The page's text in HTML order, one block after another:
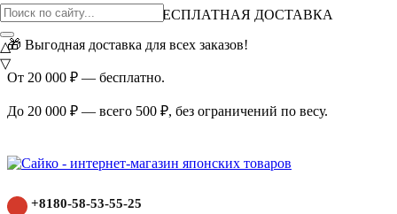
ВНИМАНИЕ АКЦИЯ!
БЕСПЛАТНАЯ ДОСТАВКА
🎁 Выгодная доставка для всех заказов!
От 20 000 ₽ — бесплатно.
До 20 000 ₽ — всего 500 ₽, без ограничений по весу.
+8180-58-53-55-25
△
▽